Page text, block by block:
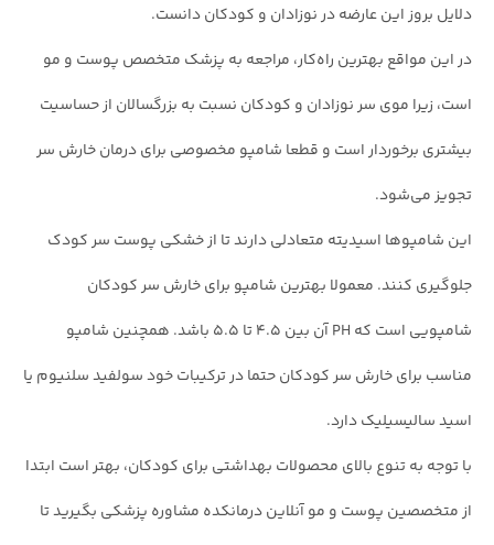
دلایل بروز این عارضه در نوزادان و کودکان دانست.
در این مواقع بهترین راه‌کار، مراجعه به پزشک متخصص پوست و مو
است، زیرا موی سر نوزادان و کودکان نسبت به بزرگسالان از حساسیت
بیشتری برخوردار است و قطعا شامپو مخصوصی برای درمان خارش سر
تجویز می‌شود.
این شامپوها اسیدیته متعادلی دارند تا از خشکی پوست سر کودک
جلوگیری کنند. معمولا بهترین شامپو برای خارش سر کودکان
شامپویی است که PH آن بین ۴.۵ تا ۵.۵ باشد. همچنین شامپو
مناسب برای خارش سر کودکان حتما در ترکیبات خود سولفید سلنیوم یا
اسید سالیسیلیک دارد.
با توجه به تنوع بالای محصولات بهداشتی برای کودکان، بهتر است ابتدا
از متخصصین پوست و مو آنلاین درمانکده مشاوره پزشکی بگیرید تا